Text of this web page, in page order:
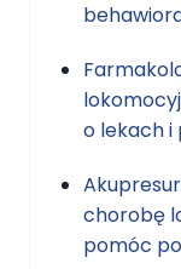
o lekach
chorobę
pomóc